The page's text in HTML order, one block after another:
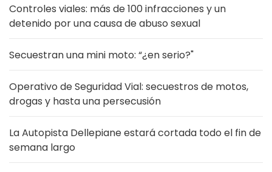
Controles viales: más de 100 infracciones y un
detenido por una causa de abuso sexual
Secuestran una mini moto: “¿en serio?"
Operativo de Seguridad Vial: secuestros de motos,
drogas y hasta una persecusión
La Autopista Dellepiane estará cortada todo el fin de
semana largo